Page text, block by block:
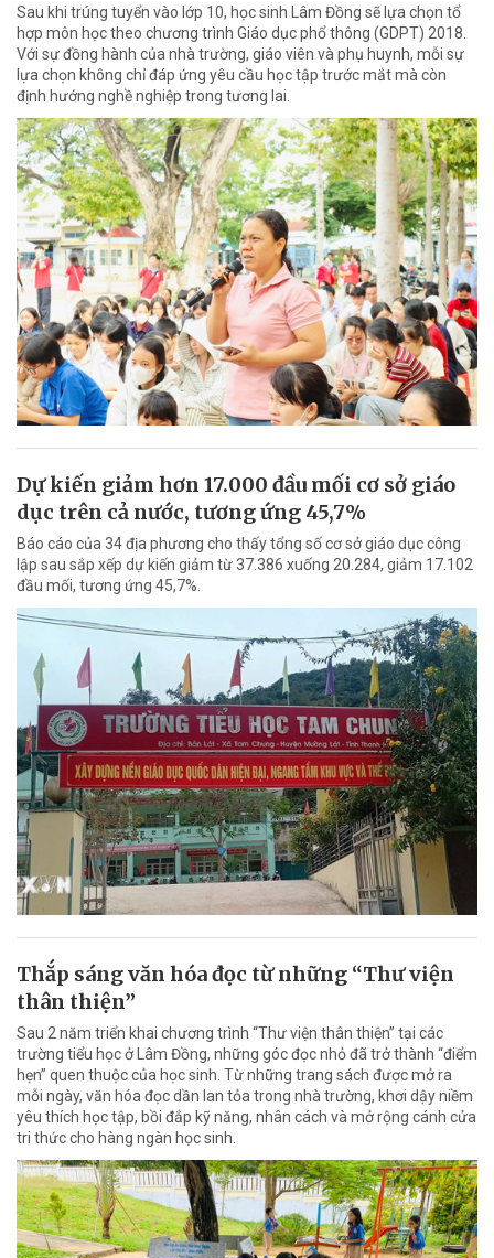
Sau khi trúng tuyển vào lớp 10, học sinh Lâm Đồng sẽ lựa chọn tổ
hợp môn học theo chương trình Giáo dục phổ thông (GDPT) 2018.
Với sự đồng hành của nhà trường, giáo viên và phụ huynh, mỗi sự
lựa chọn không chỉ đáp ứng yêu cầu học tập trước mắt mà còn
định hướng nghề nghiệp trong tương lai.
Dự kiến giảm hơn 17.000 đầu mối cơ sở giáo
dục trên cả nước, tương ứng 45,7%
Báo cáo của 34 địa phương cho thấy tổng số cơ sở giáo dục công
lập sau sắp xếp dự kiến giảm từ 37.386 xuống 20.284, giảm 17.102
đầu mối, tương ứng 45,7%.
Thắp sáng văn hóa đọc từ những “Thư viện
thân thiện”
Sau 2 năm triển khai chương trình “Thư viện thân thiện” tại các
trường tiểu học ở Lâm Đồng, những góc đọc nhỏ đã trở thành “điểm
hẹn” quen thuộc của học sinh. Từ những trang sách được mở ra
mỗi ngày, văn hóa đọc dần lan tỏa trong nhà trường, khơi dậy niềm
yêu thích học tập, bồi đắp kỹ năng, nhân cách và mở rộng cánh cửa
tri thức cho hàng ngàn học sinh.